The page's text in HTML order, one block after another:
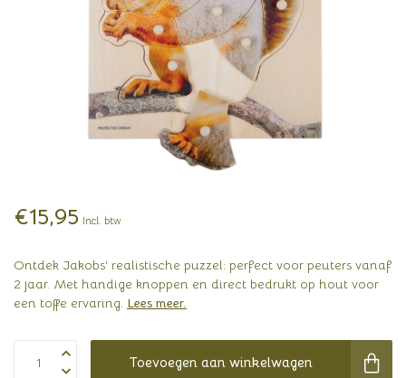
€15,95 Incl. btw
Ontdek Jakobs' realistische puzzel: perfect voor peuters vanaf
2 jaar. Met handige knoppen en direct bedrukt op hout voor
een toffe ervaring. Lees meer.
Toevoegen aan winkelwagen